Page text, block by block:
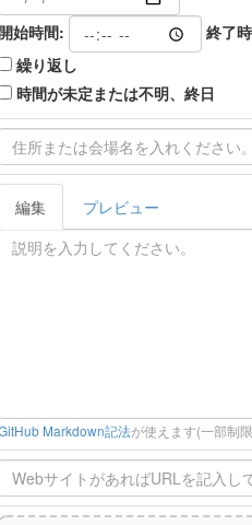
開始時間:
終了
繰り返し
時間が未定または不明、終日
編集 プレビュー
Markdown記法が使えます(一部制限